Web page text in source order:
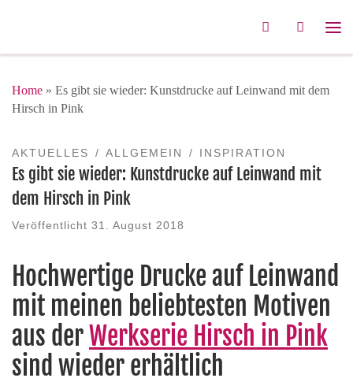
Search
Home » Es gibt sie wieder: Kunstdrucke auf Leinwand mit dem
Hirsch in Pink
AKTUELLES ALLGEMEIN INSPIRATION
Es gibt sie wieder: Kunstdrucke auf Leinwand mit
dem Hirsch in Pink
Veröffentlicht 31. August 2018
Hochwertige Drucke auf Leinwand
mit meinen beliebtesten Motiven
aus derWerkserie Hirsch in Pink
sind wieder erhältlich